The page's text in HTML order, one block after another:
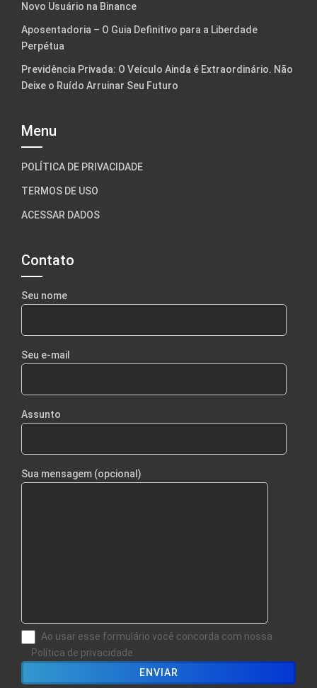
Novo Usuário na Binance
Aposentadoria – O Guia Definitivo para a Liberdade
Perpétua
Previdência Privada: O Veículo Ainda é Extraordinário. Não
Deixe o Ruído Arruinar Seu Futuro
Menu
POLÍTICA DE PRIVACIDADE
TERMOS DE USO
ACESSAR DADOS
Contato
Seu nome
Seu e-mail
Assunto
Sua mensagem (opcional)
Ao usar esse formulário você concorda com nossa
Política de privacidade.